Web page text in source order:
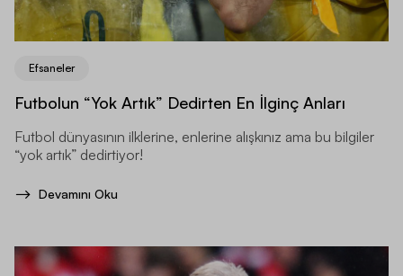
Efsaneler
Futbolun “Yok Artık” Dedirten En İlginç Anları
Futbol dünyasının ilklerine, enlerine alışkınız ama bu bilgiler
“yok artık” dedirtiyor!
Devamını Oku